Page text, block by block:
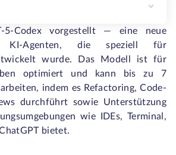
5-Codex vorgestellt — eine neue
KI-Agenten, die speziell für
wurde. Das Modell ist für
optimiert und kann bis zu 7
indem es Refactoring, Code-
durchführt sowie Unterstützung
wie IDEs, Terminal,
bietet.